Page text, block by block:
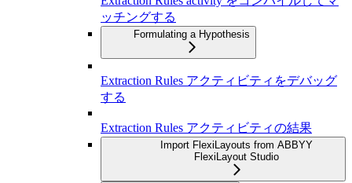
ッチングする
Formulating a Hypothesis
Extraction Rules アクティビティをデバッグ
する
Extraction Rules アクティビティの結果
Import FlexiLayouts from ABBYY
FlexiLayout Studio